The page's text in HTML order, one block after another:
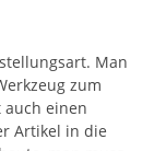
Man
zum
auch einen
Artikel in die